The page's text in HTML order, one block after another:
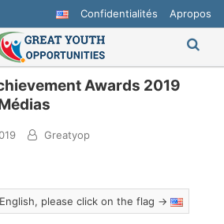
Confidentialités Apropos
Awards 2019
Greatyop
please click on the flag →